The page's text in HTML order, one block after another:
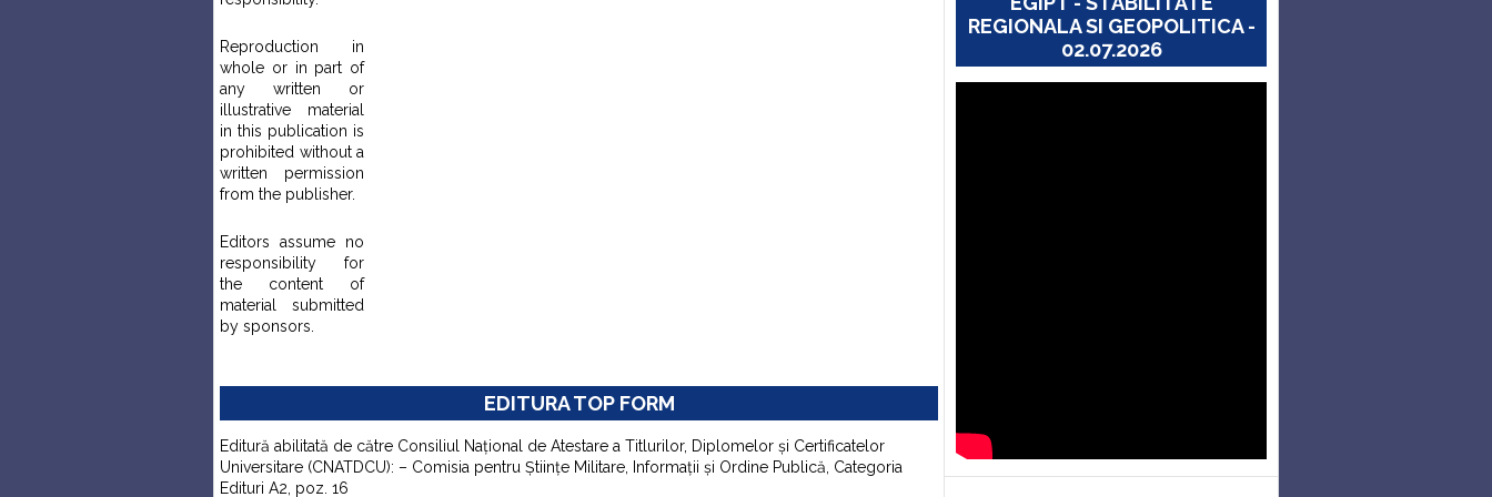
Reproduction in
whole or in part of
any written or
illustrative material
in this publication is
prohibited without a
written permission
from the publisher.
Editors assume no
responsibility for
the content of
material submitted
by sponsors.
EDITURA TOP FORM
Editură abilitată de către Consiliul Naţional de Atestare a Titlurilor, Diplomelor şi Certificatelor
Universitare (CNATDCU): – Comisia pentru Ştiinţe Militare, Informaţii şi Ordine Publică, Categoria
Edituri A2, poz. 16
REGIONALA SI GEOPOLITICA -
02.07.2026